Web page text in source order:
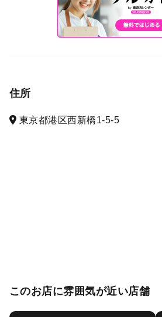
住所
東京都港区西新橋1-5-5
このお店に雰囲気が近い店舗